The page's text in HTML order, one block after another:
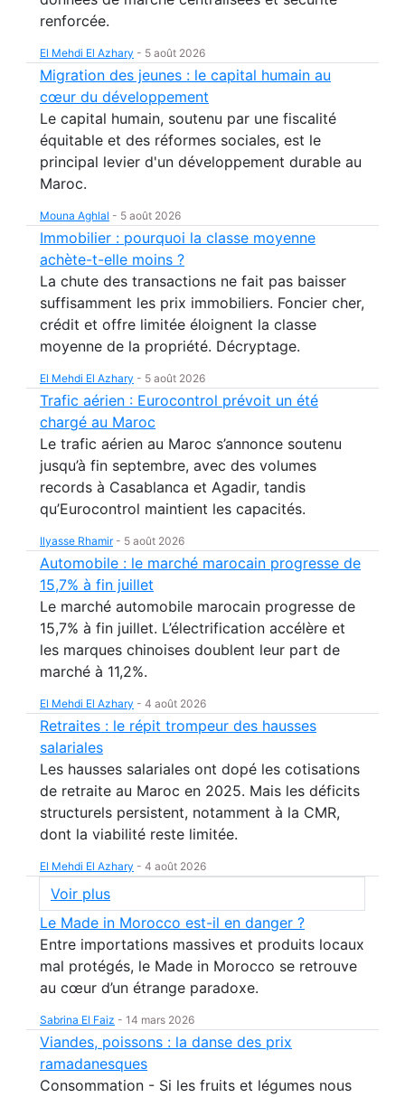
renforcée.
El Mehdi El Azhary - 5 août 2026
Migration des jeunes : le capital humain au
cœur du développement
Le capital humain, soutenu par une fiscalité
équitable et des réformes sociales, est le
principal levier d'un développement durable au
Maroc.
Mouna Aghlal - 5 août 2026
Immobilier : pourquoi la classe moyenne
achète-t-elle moins ?
La chute des transactions ne fait pas baisser
suffisamment les prix immobiliers. Foncier cher,
crédit et offre limitée éloignent la classe
moyenne de la propriété. Décryptage.
El Mehdi El Azhary - 5 août 2026
Trafic aérien : Eurocontrol prévoit un été
chargé au Maroc
Le trafic aérien au Maroc s’annonce soutenu
jusqu’à fin septembre, avec des volumes
records à Casablanca et Agadir, tandis
qu’Eurocontrol maintient les capacités.
Ilyasse Rhamir- 5 août 2026
Automobile : le marché marocain progresse de
15,7% à fin juillet
Le marché automobile marocain progresse de
15,7% à fin juillet. L’électrification accélère et
les marques chinoises doublent leur part de
marché à 11,2%.
El Mehdi El Azhary - 4 août 2026
Retraites : le répit trompeur des hausses
salariales
Les hausses salariales ont dopé les cotisations
de retraite au Maroc en 2025. Mais les déficits
structurels persistent, notamment à la CMR,
dont la viabilité reste limitée.
El Mehdi El Azhary - 4 août 2026
Voir plus
Le Made in Morocco est-il en danger ?
Entre importations massives et produits locaux
mal protégés, le Made in Morocco se retrouve
au cœur d’un étrange paradoxe.
Sabrina El Faiz - 14 mars 2026
Viandes, poissons : la danse des prix
ramadanesques
Consommation - Si les fruits et légumes nous